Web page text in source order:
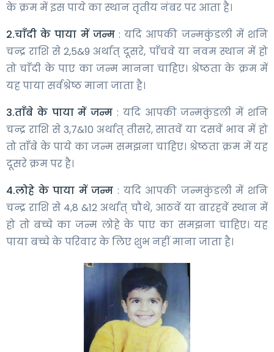
के क्रम में इस पाये का स्थान तृतीय नंबर पर आता है।
2.चाँदी के पाया में जन्म: यदि आपकी जन्मकुंडली में शनि
चन्द्र राशि से 2,5&9 अर्थात् दूसरे, पाँचवे या नवम स्थान में हो
तो चाँदी के पाए का जन्म मानना चाहिए। श्रेष्ठता के क्रम में
यह पाया सर्वश्रेष्ठ माना जाता है।
3.ताँबे के पाया में जन्म : यदि आपकी जन्मकुंडली में शनि
चन्द्र राशि से 3,7&10 अर्थात् तीसरे, सातवें या दसवें भाव में हो
तो ताँबे के पाये का जन्म समझना चाहिए। श्रेष्ठता क्रम में यह
दूसरे क्रम पर है।
4.लोहे के पाया में जन्म : यदि आपकी जन्मकुंडली में शनि
चन्द्र राशि से 4,8 &12 अर्थात् चौथे, आठवें या बारहवें स्थान में
हो तो बच्चे का जन्म लोहे के पाए का समझना चाहिए। यह
पाया बच्चे के परिवार के लिए शुभ नहीं माना जाता है।